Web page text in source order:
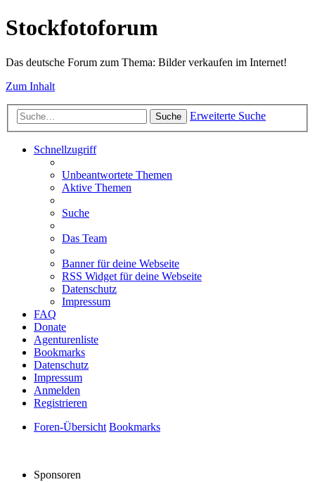
Stockfotoforum
Das deutsche Forum zum Thema: Bilder verkaufen im Internet!
Zum Inhalt
Suche Erweiterte Suche
Schnellzugriff
Unbeantwortete Themen
Aktive Themen
Suche
Das Team
Banner für deine Webseite
RSS Widget für deine Webseite
Datenschutz
Impressum
FAQ
Donate
Agenturenliste
Bookmarks
Datenschutz
Impressum
Anmelden
Registrieren
Foren-Übersicht Bookmarks
Sponsoren